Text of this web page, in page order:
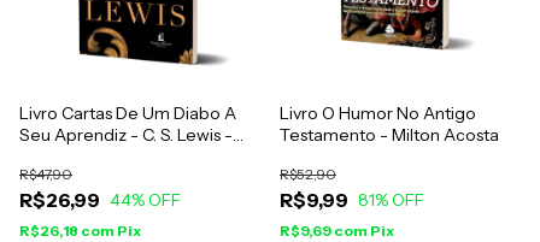
Livro Cartas De Um Diabo A
Seu Aprendiz - C. S. Lewis -
R$26,99
R$47,90
44% OFF
R$26,18 com Pix
Livro O Humor No Antigo
Testamento - Milton Acosta
R$9,99
R$52,90
81% OFF
R$9,69 com Pix